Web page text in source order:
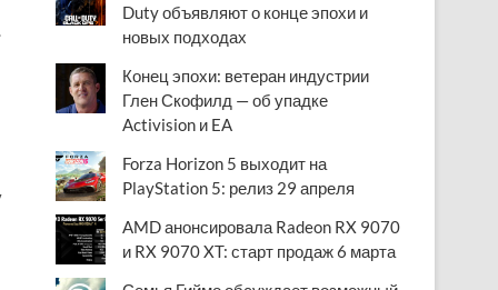
Duty объявляют о конце эпохи и
новых подходах
Конец эпохи: ветеран индустрии
Глен Скофилд — об упадке
Activision и EA
Forza Horizon 5 выходит на
PlayStation 5: релиз 29 апреля
AMD анонсировала Radeon RX 9070
и RX 9070 XT: старт продаж 6 марта